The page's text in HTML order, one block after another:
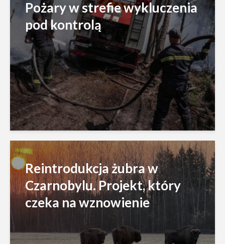
Pożary w strefie wykluczenia
pod kontrolą
Reintrodukcja żubra w
Czarnobylu. Projekt, który
czeka na wznowienie